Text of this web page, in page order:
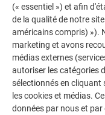
La galerie de
polyvalence de
impressionnants
durables de
façades.
(« essentiel ») et afin
de la qualité de notre
américains compris) »).
marketing et avons
médias externes
autoriser les catégories
sélectionnés en cliquant
les cookies et médias.
données par nous et